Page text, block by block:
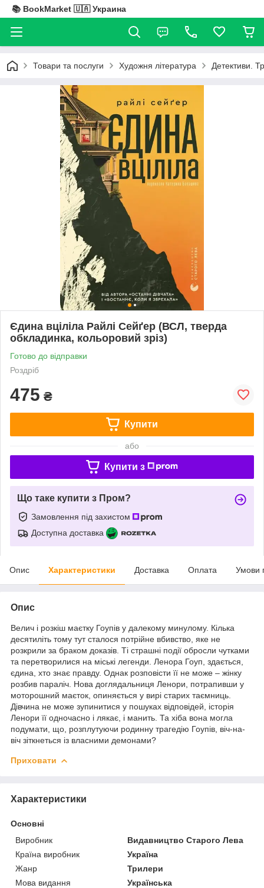
📚 BookMarket 🇺🇦 Украина
Товари та послуги Художня література Детективи.
Єдина вціліла Райлі Сейґер (ВСЛ, тверда
обкладинка, кольоровий зріз)
Готово до відправки
Роздріб
475 ₴
Купити
або
Купити з
Що таке купити з Пром?
Замовлення під захистом
Доступна доставка
Опис Характеристики Доставка Оплата Умови
Опис
Велич і розкіш маєтку Гоупів у далекому минулому. Кілька
десятиліть тому тут сталося потрійне вбивство, яке не
розкрили за браком доказів. Ті страшні події обросли чутками
та перетворилися на міські легенди. Ленора Гоуп, здається,
єдина, хто знає правду. Однак розповісти її не може – жінку
розбив параліч. Нова доглядальниця Ленори, потрапивши у
моторошний маєток, опиняється у вирі старих таємниць.
Дівчина не може зупинитися у пошуках відповідей, історія
Ленори її одночасно і лякає, і манить. Та хіба вона могла
подумати, що, розплутуючи родинну трагедію Гоупів, віч-на-
віч зіткнеться із власними демонами?
Приховати
Характеристики
Основні
Виробник
Видавництво Старого Лева
Країна виробник
Україна
Жанр
Трилери
Мова видання
Українська